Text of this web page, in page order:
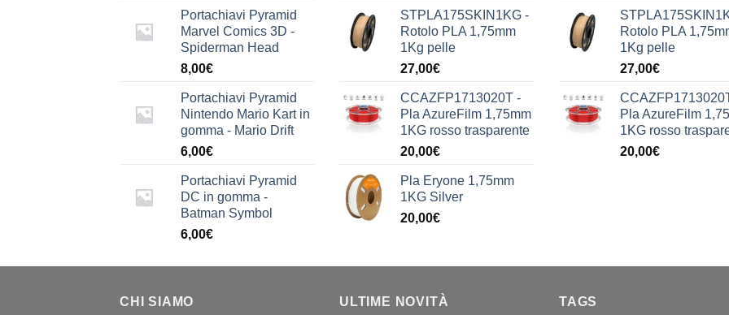
Portachiavi Pyramid
Marvel Comics 3D -
Spiderman Head
8,00€
Portachiavi Pyramid
Nintendo Mario Kart in
gomma - Mario Drift
6,00€
Portachiavi Pyramid
DC in gomma -
Batman Symbol
6,00€
STPLA175SKIN1KG -
Rotolo PLA 1,75mm
1Kg pelle
27,00€
CCAZFP1713020T -
Pla AzureFilm 1,75mm
1KG rosso trasparente
20,00€
Pla Eryone 1,75mm
1KG Silver
20,00€
Rotolo PLA
1Kg pelle
27,00€
Pla AzureFilm
1KG rosso
20,00€
CHI SIAMO ULTIME NOVITÀ TAGS